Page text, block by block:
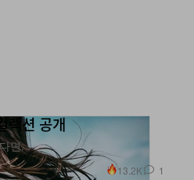
렉션 공개
면.
13.2K 1